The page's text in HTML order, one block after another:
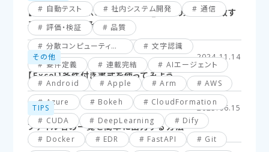
自動テスト
社内システム開発
通信
評価・検証
品質
分散コンピューティング
文字認識
要件定義
連載完結
AIエージェント
Android
Apple Arm
AWS
Azure
Bokeh
CloudFormation
CUDA
DeepLearning
Dify
Docker
EDR FastAPI
Git
【Excel】XLOOKUP関数応用編_複数の条件に一致す
るセルを探してみよう！
その他 2024.11.14
【Excel】条件付き書式を使ってみよう
TIPS 2025.06.15
ファイル名の一覧を簡単に出力する方法